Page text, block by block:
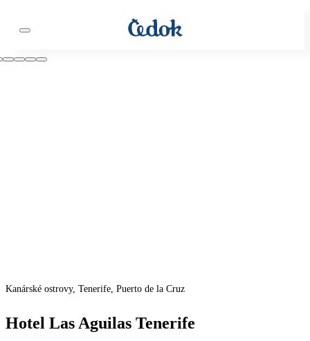
Kanárské ostrovy, Tenerife, Puerto de la Cruz
Hotel Las Aguilas Tenerife